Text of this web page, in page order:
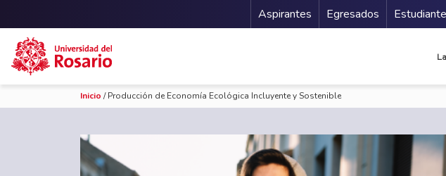
Pasar al contenido principal
Menu
Aspirantes Egresados
Inicio / Producción de Economía Ecológica Incluyente y Sostenible